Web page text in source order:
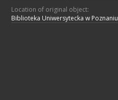
Location of original object:
Biblioteka Uniwersytecka w Poznaniu